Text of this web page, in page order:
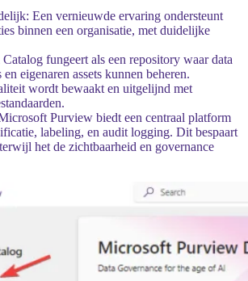
: Een vernieuwde ervaring ondersteunt
binnen een organisatie, met duidelijke
Catalog fungeert als een repository waar data
en eigenaren assets kunnen beheren.
wordt bewaakt en uitgelijnd met
Purview biedt een centraal platform
labeling, en audit logging. Dit bespaart
het de zichtbaarheid en governance